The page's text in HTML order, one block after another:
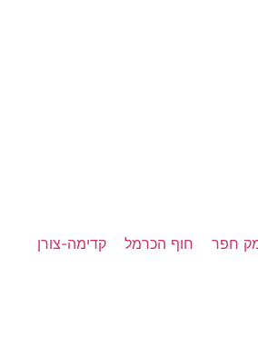
חפר חוף הכרמל קדימה-צורן